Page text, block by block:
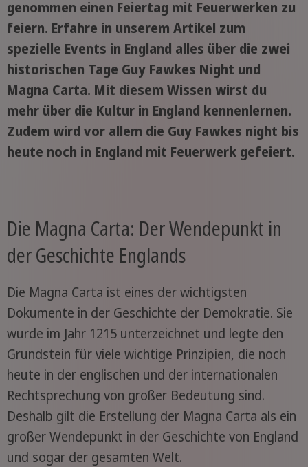
genommen einen Feiertag mit Feuerwerken zu
feiern. Erfahre in unserem Artikel zum
spezielle Events in England alles über die zwei
historischen Tage Guy Fawkes Night und
Magna Carta. Mit diesem Wissen wirst du
mehr über die Kultur in England kennenlernen.
Zudem wird vor allem die Guy Fawkes night bis
heute noch in England mit Feuerwerk gefeiert.
Die Magna Carta: Der Wendepunkt in
der Geschichte Englands
Die Magna Carta ist eines der wichtigsten
Dokumente in der Geschichte der Demokratie. Sie
wurde im Jahr 1215 unterzeichnet und legte den
Grundstein für viele wichtige Prinzipien, die noch
heute in der englischen und der internationalen
Rechtsprechung von großer Bedeutung sind.
Deshalb gilt die Erstellung der Magna Carta als ein
großer Wendepunkt in der Geschichte von England
und sogar der gesamten Welt.